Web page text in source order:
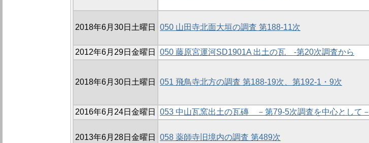
2018年6月30日土曜日 050 山田寺北面大垣の調査 第188-11次
2012年6月29日金曜日
050 藤原宮運河SD1901A 出土の瓦 -第20次調査から
2018年6月30日土曜日 051 飛鳥寺北方の調査 第188-19次、第192-1・9次
2016年6月24日金曜日
053 中山瓦窯出土の瓦磚 －第79-5次調査を中心として－
2013年6月28日金曜日 058 薬師寺旧境内の調査 第489次